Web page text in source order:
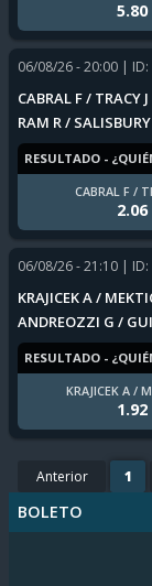
5.80
06/08/26 - 20:00 |
CABRAL F / TRACY J
RAM R / SALISBURY
RESULTADO -
CABRAL F /
2.06
06/08/26 - 21:10 | ID:
KRAJICEK A /
ANDREOZZI G /
RESULTADO -
KRAJICEK A /
1.92
Anterior 1
BOLETO